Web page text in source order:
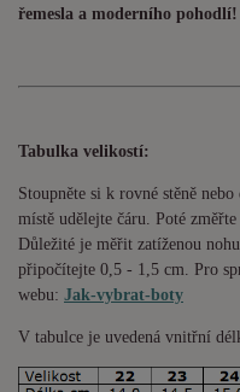
řemesla a moderního pohodlí!
Tabulka velikostí:
Stoupněte si k rovné stěně
místě udělejte čáru. Poté
Důležité je měřit zatíženou
připočítejte 0,5 - 1,5 cm. Pro
webu: Jak-vybrat-boty
V tabulce je uvedená vnitřní